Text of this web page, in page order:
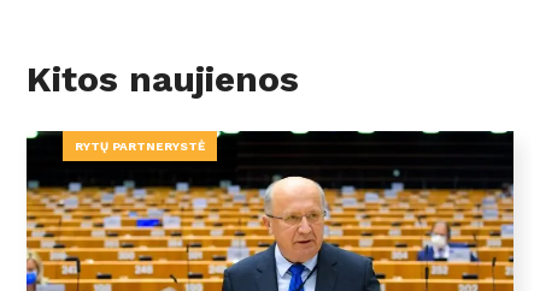
Kitos naujienos
RYTŲ PARTNERYSTĖ